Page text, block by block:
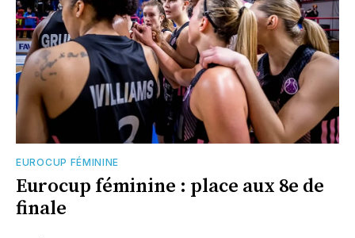
EUROCUP FÉMININE
Eurocup féminine : place aux 8e de
finale